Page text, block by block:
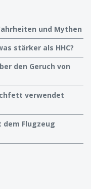
und Mythen
stärker als HHC?
den Geruch von
verwendet
dem Flugzeug